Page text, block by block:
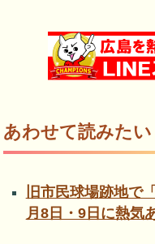
あわせて読みたい
旧市民球場跡地で
月8日・9日に熱気